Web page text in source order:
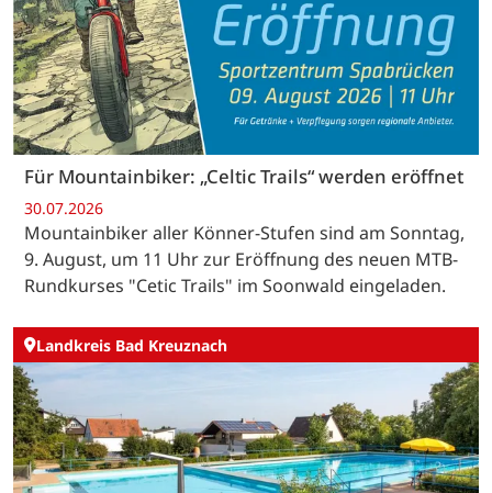
Für Mountainbiker: „Celtic Trails“ werden eröffnet
30.07.2026
Mountainbiker aller Könner-Stufen sind am Sonntag,
9. August, um 11 Uhr zur Eröffnung des neuen MTB-
Rundkurses "Cetic Trails" im Soonwald eingeladen.
Landkreis Bad Kreuznach